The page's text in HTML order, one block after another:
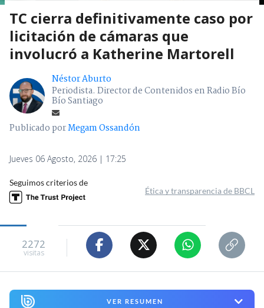
TC cierra definitivamente caso por
licitación de cámaras que
involucró a Katherine Martorell
Néstor Aburto
Periodista. Director de Contenidos en Radio Bío
Bío Santiago
Publicado porMegam Ossandón
Jueves 06 Agosto, 2026 | 17:25
Seguimos criterios de
Ética y transparencia de BBCL
2272
visitas
VER RESUMEN